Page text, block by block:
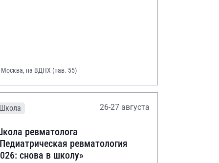
Москва, на ВДНХ (пав. 55)
Школа 26-27 августа
ревматолога
ревматология
снова в школу»